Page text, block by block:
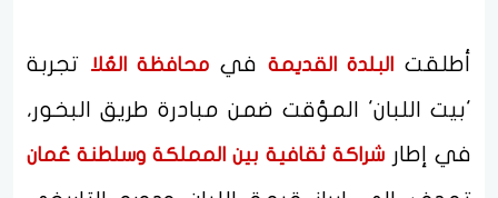
أطلقت البلدة القديمة في محافظة العُلا تجربة
'بيت اللبان' المؤقت ضمن مبادرة طريق البخور،
في إطارشراكة ثقافية بين المملكة وسلطنة عُمان